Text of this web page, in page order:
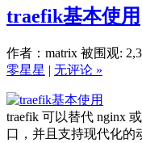
traefik基本使用
作者：matrix 被围观:
零星星 | 无评论 »
traefik 可以替代 nginx
口，并且支持现代化的